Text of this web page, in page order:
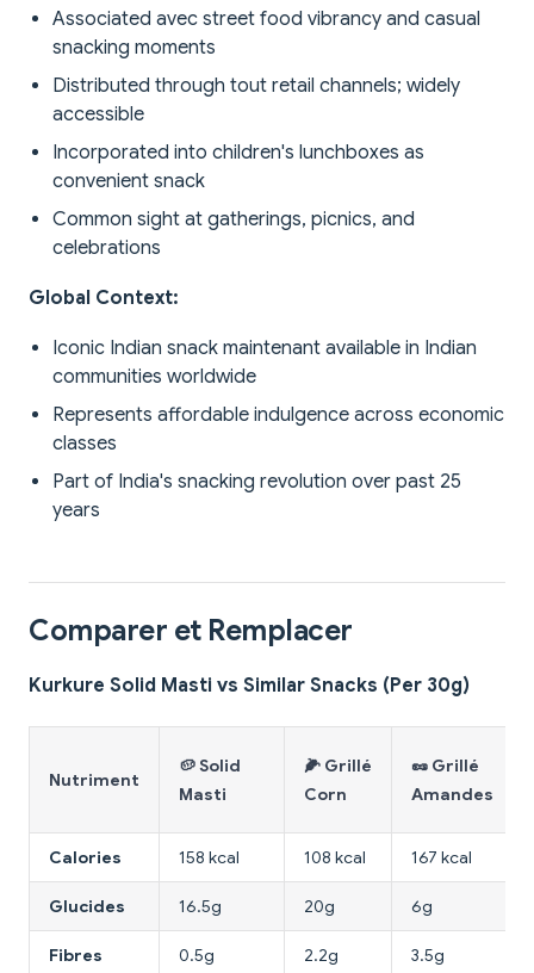
Associated avec street food vibrancy and casual
snacking moments
Distributed through tout retail channels; widely
accessible
Incorporated into children's lunchboxes as
convenient snack
Common sight at gatherings, picnics, and
celebrations
Global Context:
Iconic Indian snack maintenant available in Indian
communities worldwide
Represents affordable indulgence across economic
classes
Part of India's snacking revolution over past 25
years
Comparer et Remplacer
Kurkure Solid Masti vs Similar Snacks (Per 30g)
Nutriment
🥔 Solid
Masti
🌽 Grillé
Corn
🥜 Grillé
Amandes
Calories 158 kcal 108 kcal 167 kcal
Glucides 16.5g 20g 6g
Fibres 0.5g 2.2g 3.5g